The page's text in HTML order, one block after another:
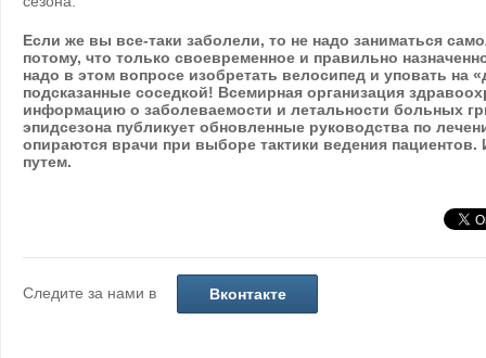
Если же вы все-таки заболели, то не надо заниматься
потому, что только своевременное и правильно
надо в этом вопросе изобретать велосипед и уповать на
подсказанные соседкой! Всемирная организация
информацию о заболеваемости и летальности больных
эпидсезона публикует обновленные руководства по
опираются врачи при выборе тактики ведения
путем.
Следите за нами в Вконтакте